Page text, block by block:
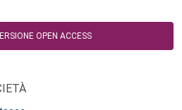
OPEN ACCESS